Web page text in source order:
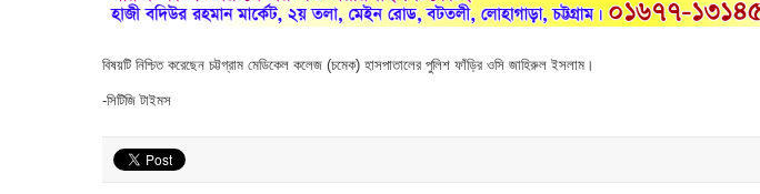
বিষয়টি নিশ্চিত করেছেন চট্টগ্রাম মেডিকেল কলেজ (চমেক) হাসপাতালের পুলিশ ফাঁড়ির ওসি জাহিরুল ইসলাম।
-সিটিজি টাইমস